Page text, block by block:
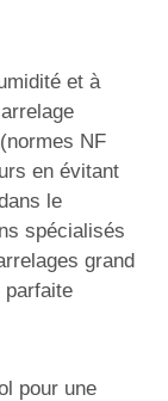
et à
NF
en évitant
le
spécialisés
grand
parfaite
pour une